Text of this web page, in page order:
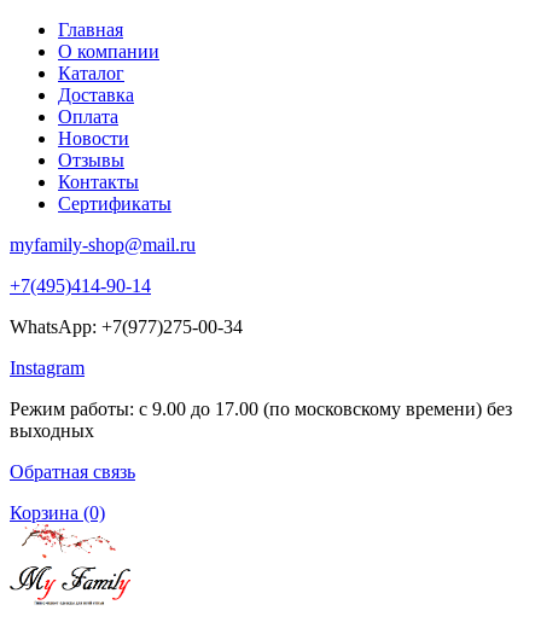
Главная
О компании
Каталог
Доставка
Оплата
Новости
Отзывы
Контакты
Сертификаты
myfamily-shop@mail.ru
+7(495)414-90-14
WhatsApp: +7(977)275-00-34
Instagram
Режим работы: с 9.00 до 17.00 (по московскому времени) без
выходных
Обратная связь
Корзина (0)